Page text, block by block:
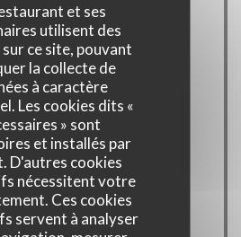
et ses
utilisent des
ce site, pouvant
la collecte de
à caractère
Les cookies dits «
» sont
et installés par
D'autres cookies
nécessitent votre
Ces cookies
servent à analyser
pratiques
Cuisine
régionaux, Produits de
frais, Fait maison, Cuisine
française, Bistronomique